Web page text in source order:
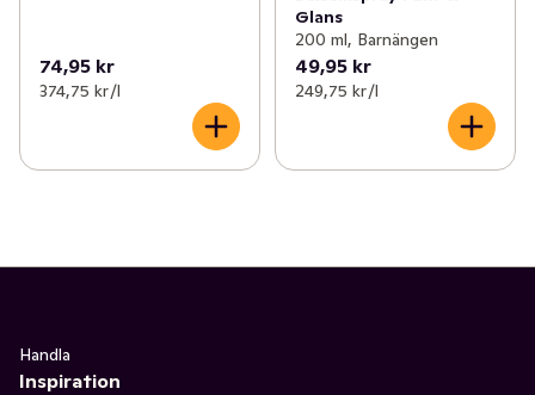
74,95 kr
374,75 kr /l
Glans
200 ml, Barnängen
49,95 kr
249,75 kr /l
Handla
Inspiration